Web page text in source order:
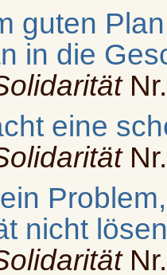
guten
in die
eine
nicht